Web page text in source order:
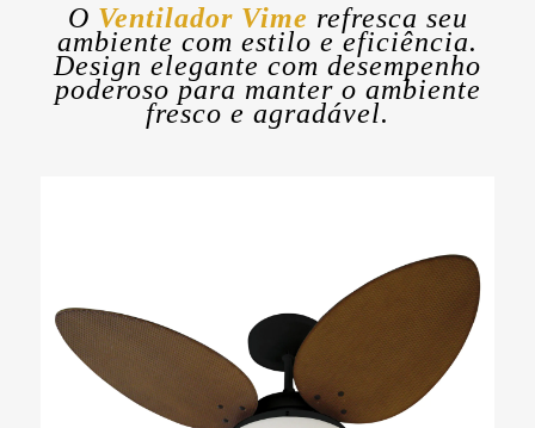
O Ventilador Vime refresca seu
ambiente com estilo e eficiência.
Design elegante com desempenho
poderoso para manter o ambiente
fresco e agradável.